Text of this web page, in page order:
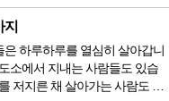
냄새를 맡았을 때의 긴장감 같
사유상을 만나러 가는 길은 그
보일 좋은 콘텐츠를 고민하던
하고자...
하루하루를 열심히 살아갑니
소에서 지내는 사람들도 있습
저지른 채 살아가는 사람도 있